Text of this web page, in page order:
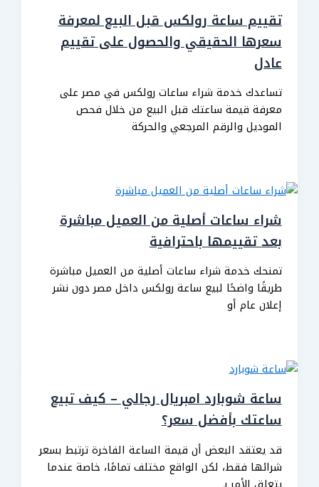
تقييم ساعة رولكس قبل البيع لمعرفة
سعرها الحقيقي والحصول على تقييم
عادل
تساعدك خدمة شراء ساعات رولكس في مصر على
معرفة قيمة ساعتك قبل البيع من خلال فحص
الموديل والرقم المرجعي والحركة
شراء ساعات أصلية من العميل مباشرة
بعد تقييمها باحترافية
تمنحك خدمة شراء ساعات أصلية من العميل مباشرة
طريقًا واضحًا لبيع ساعة رولكس داخل مصر دون نشر
إعلان عام أو
ساعة شوبارد امبريال رجالي – كيف تبيع
ساعتك بأفضل سعر؟
قد يعتقد البعض أن قيمة الساعة الفاخرة ترتبط بسعر
شرائها فقط، لكن الواقع مختلف تمامًا، خاصة عندما